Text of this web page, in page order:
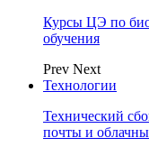
Курсы ЦЭ по
обучения
Prev Next
Технологии
Технический
почты и